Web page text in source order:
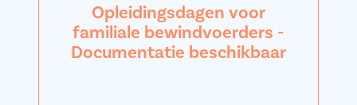
Opleidingsdagen voor
familiale bewindvoerders -
Documentatie beschikbaar